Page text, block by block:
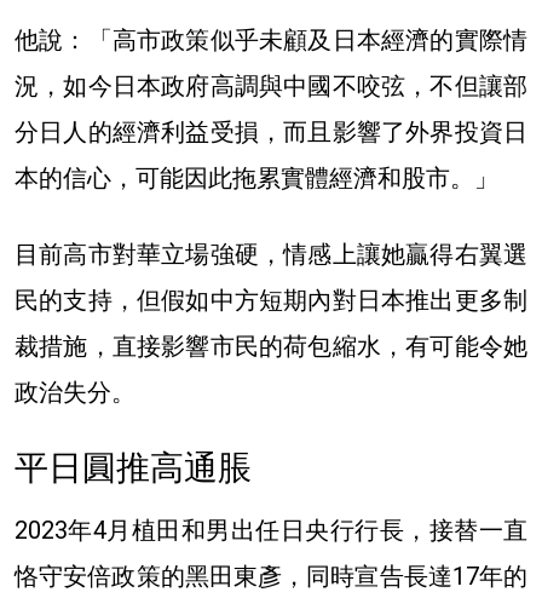
他說：「高市政策似乎未顧及日本經濟的實際情
況，如今日本政府高調與中國不咬弦，不但讓部
分日人的經濟利益受損，而且影響了外界投資日
本的信心，可能因此拖累實體經濟和股市。」
目前高市對華立場強硬，情感上讓她贏得右翼選
民的支持，但假如中方短期內對日本推出更多制
裁措施，直接影響市民的荷包縮水，有可能令她
政治失分。
平日圓推高通脹
2023年4月植田和男出任日央行行長，接替一直
恪守安倍政策的黑田東彥，同時宣告長達17年的